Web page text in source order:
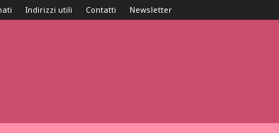
Indirizzi utili Contatti Newsletter